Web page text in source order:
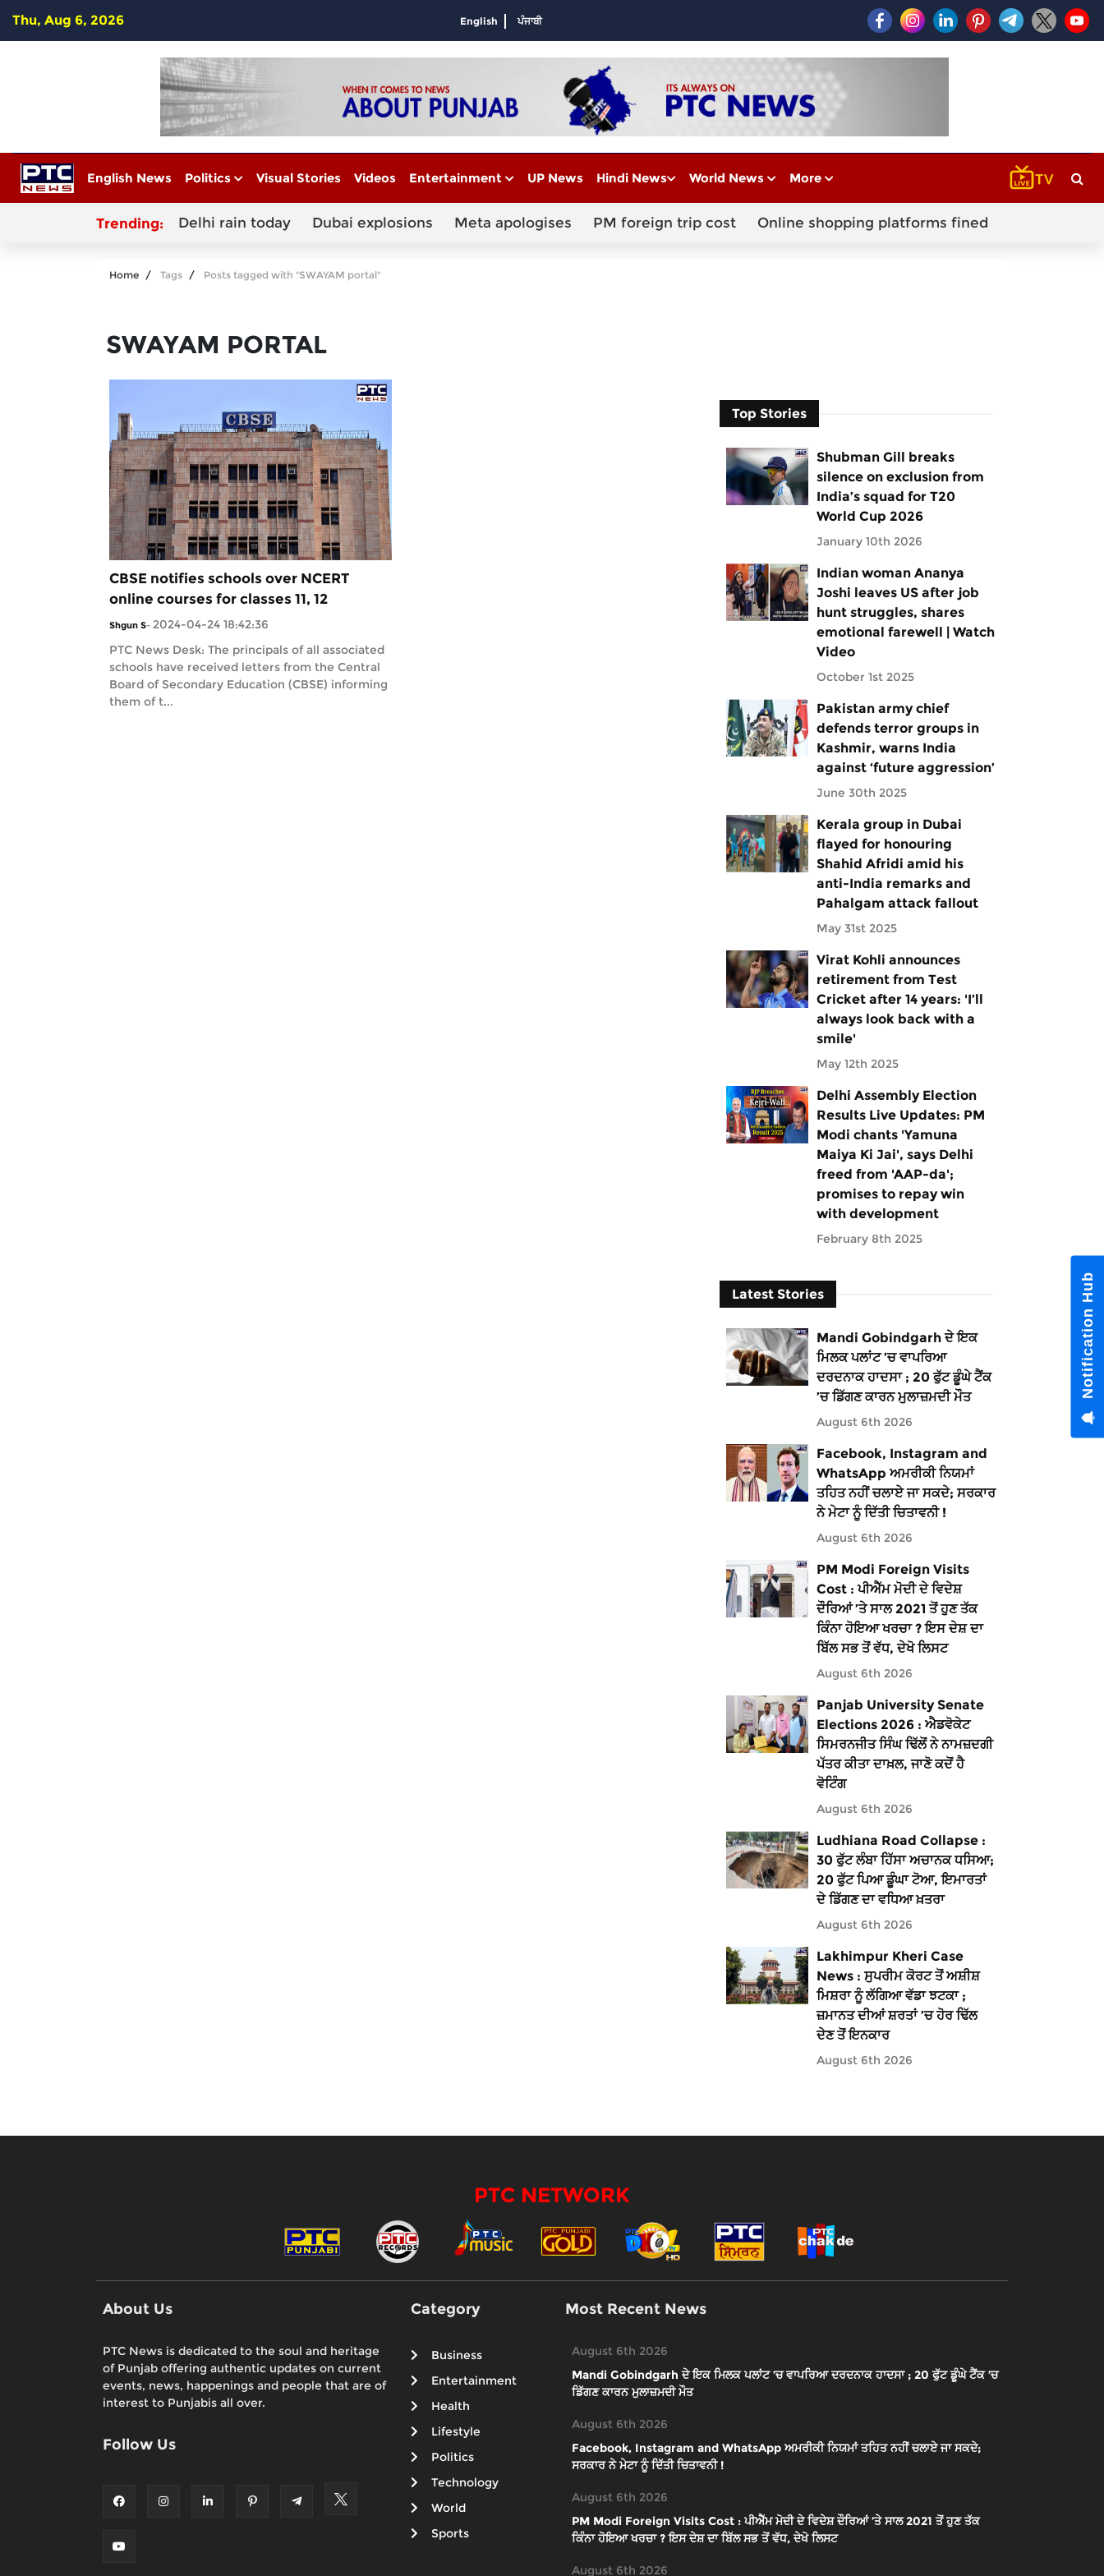
Thu, Aug 6, 2026 English ਪੰਜਾਬੀ
English News Politics Visual Stories Videos Entertainment UP News Hindi News World News More
Trending: Delhi rain today Dubai explosions Meta apologises PM foreign trip cost Online shopping platforms fined
Home Tags Posts tagged with "SWAYAM portal"
SWAYAM PORTAL
CBSE notifies schools over NCERT
online courses for classes 11, 12
Shgun S- 2024-04-24 18:42:36
PTC News Desk: The principals of all associated
schools have received letters from the Central
Board of Secondary Education (CBSE) informing
them of t...
Top Stories
Shubman Gill breaks
silence on exclusion from
India’s squad for T20
World Cup 2026
January 10th 2026
Indian woman Ananya
Joshi leaves US after job
hunt struggles, shares
emotional farewell | Watch
Video
October 1st 2025
Pakistan army chief
defends terror groups in
Kashmir, warns India
against ‘future aggression’
June 30th 2025
Kerala group in Dubai
flayed for honouring
Shahid Afridi amid his
anti-India remarks and
Pahalgam attack fallout
May 31st 2025
Virat Kohli announces
retirement from Test
Cricket after 14 years: 'I’ll
always look back with a
smile'
May 12th 2025
Delhi Assembly Election
Results Live Updates: PM
Modi chants 'Yamuna
Maiya Ki Jai', says Delhi
freed from 'AAP-da';
promises to repay win
with development
February 8th 2025
Latest Stories
Mandi Gobindgarh ਦੇ ਇਕ
ਮਿਲਕ ਪਲਾਂਟ ’ਚ ਵਾਪਰਿਆ
ਦਰਦਨਾਕ ਹਾਦਸਾ ; 20 ਫੁੱਟ ਡੂੰਘੇ ਟੈਂਕ
’ਚ ਡਿੱਗਣ ਕਾਰਨ ਮੁਲਾਜ਼ਮਦੀ ਮੌਤ
August 6th 2026
Facebook, Instagram and
WhatsApp ਅਮਰੀਕੀ ਨਿਯਮਾਂ
ਤਹਿਤ ਨਹੀਂ ਚਲਾਏ ਜਾ ਸਕਦੇ; ਸਰਕਾਰ
ਨੇ ਮੇਟਾ ਨੂੰ ਦਿੱਤੀ ਚਿਤਾਵਨੀ !
August 6th 2026
PM Modi Foreign Visits
Cost : ਪੀਐੱਮ ਮੋਦੀ ਦੇ ਵਿਦੇਸ਼
ਦੌਰਿਆਂ ’ਤੇ ਸਾਲ 2021 ਤੋਂ ਹੁਣ ਤੱਕ
ਕਿੰਨਾ ਹੋਇਆ ਖਰਚਾ ? ਇਸ ਦੇਸ਼ ਦਾ
ਬਿੱਲ ਸਭ ਤੋਂ ਵੱਧ, ਦੇਖੋ ਲਿਸਟ
August 6th 2026
Panjab University Senate
Elections 2026 : ਐਡਵੋਕੇਟ
ਸਿਮਰਨਜੀਤ ਸਿੰਘ ਢਿੱਲੋਂ ਨੇ ਨਾਮਜ਼ਦਗੀ
ਪੱਤਰ ਕੀਤਾ ਦਾਖ਼ਲ, ਜਾਣੋ ਕਦੋਂ ਹੈ
ਵੋਟਿੰਗ
August 6th 2026
Ludhiana Road Collapse :
30 ਫੁੱਟ ਲੰਬਾ ਹਿੱਸਾ ਅਚਾਨਕ ਧਸਿਆ;
20 ਫੁੱਟ ਪਿਆ ਡੂੰਘਾ ਟੋਆ, ਇਮਾਰਤਾਂ
ਦੇ ਡਿੱਗਣ ਦਾ ਵਧਿਆ ਖ਼ਤਰਾ
August 6th 2026
Lakhimpur Kheri Case
News : ਸੁਪਰੀਮ ਕੋਰਟ ਤੋਂ ਅਸ਼ੀਸ਼
ਮਿਸ਼ਰਾ ਨੂੰ ਲੱਗਿਆ ਵੱਡਾ ਝਟਕਾ ;
ਜ਼ਮਾਨਤ ਦੀਆਂ ਸ਼ਰਤਾਂ ’ਚ ਹੋਰ ਢਿੱਲ
ਦੇਣ ਤੋਂ ਇਨਕਾਰ
August 6th 2026
PTC NETWORK
About Us
PTC News is dedicated to the soul and heritage
of Punjab offering authentic updates on current
events, news, happenings and people that are of
interest to Punjabis all over.
Follow Us
Category
Business
Entertainment
Health
Lifestyle
Politics
Technology
World
Sports
Most Recent News
August 6th 2026
Mandi Gobindgarh ਦੇ ਇਕ ਮਿਲਕ ਪਲਾਂਟ ’ਚ ਵਾਪਰਿਆ ਦਰਦਨਾਕ ਹਾਦਸਾ ; 20 ਫੁੱਟ ਡੂੰਘੇ ਟੈਂਕ ’ਚ
ਡਿੱਗਣ ਕਾਰਨ ਮੁਲਾਜ਼ਮਦੀ ਮੌਤ
August 6th 2026
Facebook, Instagram and WhatsApp ਅਮਰੀਕੀ ਨਿਯਮਾਂ ਤਹਿਤ ਨਹੀਂ ਚਲਾਏ ਜਾ ਸਕਦੇ;
ਸਰਕਾਰ ਨੇ ਮੇਟਾ ਨੂੰ ਦਿੱਤੀ ਚਿਤਾਵਨੀ !
August 6th 2026
PM Modi Foreign Visits Cost : ਪੀਐੱਮ ਮੋਦੀ ਦੇ ਵਿਦੇਸ਼ ਦੌਰਿਆਂ ’ਤੇ ਸਾਲ 2021 ਤੋਂ ਹੁਣ ਤੱਕ
ਕਿੰਨਾ ਹੋਇਆ ਖਰਚਾ ? ਇਸ ਦੇਸ਼ ਦਾ ਬਿੱਲ ਸਭ ਤੋਂ ਵੱਧ, ਦੇਖੋ ਲਿਸਟ
August 6th 2026
Notification Hub